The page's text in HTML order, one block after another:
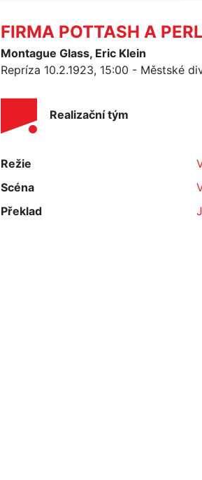
FIRMA POTTASH A
Montague Glass, Eric Klein
Repríza 10.2.1923, 15:00 - Městské
Realizační tým
Režie
Scéna
Překlad